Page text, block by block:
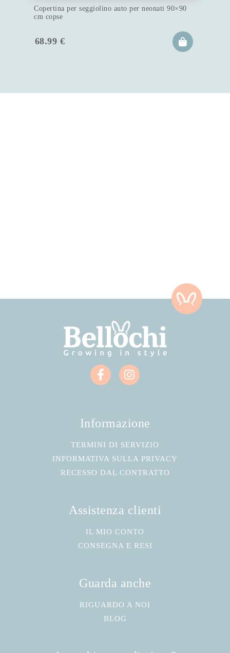
Copertina per seggiolino auto per neonati 90×90
cm copse
68.99 €
Informazione
TERMINI DI SERVIZIO
INFORMATIVA SULLA PRIVACY
RECESSO DAL CONTRATTO
Assistenza clienti
IL MIO CONTO
CONSEGNA E RESI
Guarda anche
RIGUARDO A NOI
BLOG